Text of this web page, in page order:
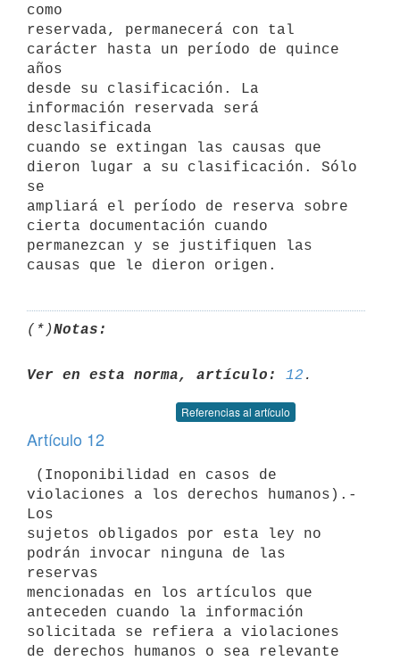
como
reservada, permanecerá con tal
carácter hasta un período de quince
años
desde su clasificación. La
información reservada será
desclasificada
cuando se extingan las causas que
dieron lugar a su clasificación. Sólo
se
ampliará el período de reserva sobre
cierta documentación cuando
permanezcan y se justifiquen las
(*)Notas:
Ver en esta norma, artículo: 12
Referencias al artículo
Artículo 12
violaciones a los derechos humanos).-
Los
sujetos obligados por esta ley no
podrán invocar ninguna de las
reservas
mencionadas en los artículos que
anteceden cuando la información
solicitada se refiera a violaciones
de derechos humanos o sea relevante